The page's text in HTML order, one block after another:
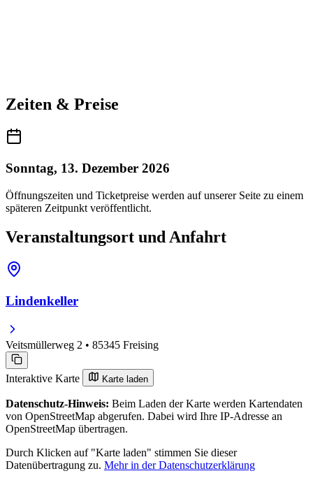
Zeiten & Preise
Sonntag, 13. Dezember 2026
Öffnungszeiten und Ticketpreise werden auf unserer Seite zu einem
späteren Zeitpunkt veröffentlicht.
Veranstaltungsort und Anfahrt
Lindenkeller
Veitsmüllerweg 2 • 85345 Freising
Interaktive Karte Karte laden
Datenschutz-Hinweis: Beim Laden der Karte werden Kartendaten
von OpenStreetMap abgerufen. Dabei wird Ihre IP-Adresse an
OpenStreetMap übertragen.
Durch Klicken auf "Karte laden" stimmen Sie dieser
Datenübertragung zu. Mehr in der Datenschutzerklärung